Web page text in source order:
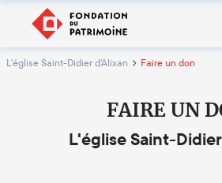
L'église Saint-Didier d'Alixan Faire un don
FAIRE UN
L'église Saint-